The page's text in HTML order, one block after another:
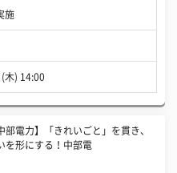
施
木) 14:00
部電力】「きれいごと」を貫き、
を形にする！中部電